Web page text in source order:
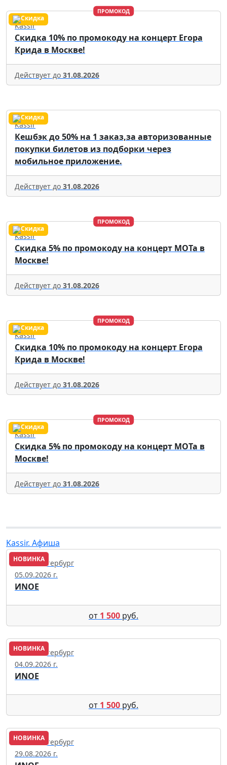
ПРОМОКОД
Kassir
Скидка 10% по промокоду на концерт Егора
Крида в Москве!
Действует до 31.08.2026
Kassir
Кешбэк до 50% на 1 заказ,за авторизованные
покупки билетов из подборки через
мобильное приложение.
Действует до 31.08.2026
ПРОМОКОД
Kassir
Скидка 5% по промокоду на концерт МОТа в
Москве!
Действует до 31.08.2026
ПРОМОКОД
Kassir
Скидка 10% по промокоду на концерт Егора
Крида в Москве!
Действует до 31.08.2026
ПРОМОКОД
Kassir
Скидка 5% по промокоду на концерт МОТа в
Москве!
Действует до 31.08.2026
Kassir. Афиша
НОВИНКА
Санкт-Петербург
05.09.2026 г.
ИNОЕ
от 1 500 руб.
НОВИНКА
Санкт-Петербург
04.09.2026 г.
ИNОЕ
от 1 500 руб.
НОВИНКА
Санкт-Петербург
29.08.2026 г.